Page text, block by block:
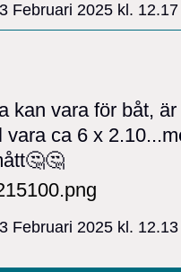
Februari 2025 kl.
kan vara för båt,
ca 6 x
Februari 2025 kl.